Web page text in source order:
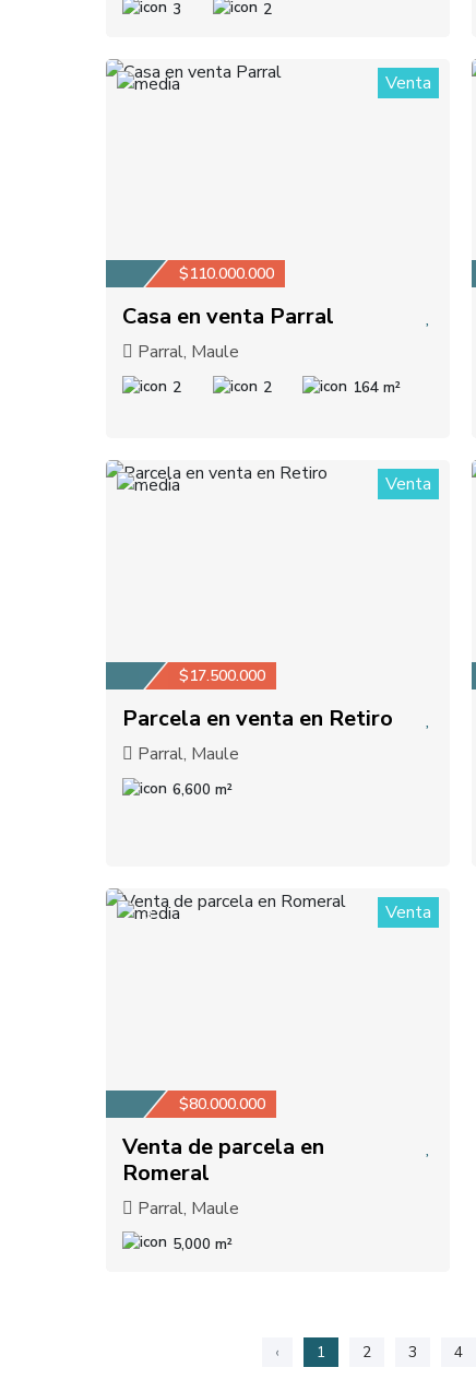
3 2
1 Venta
$110.000.000
Casa en venta Parral
Parral, Maule
2 2 164 m²
1 Venta
$17.500.000
Parcela en venta en Retiro
Parral, Maule
6,600 m²
3 Venta
$80.000.000
Venta de parcela en
Romeral
Parral, Maule
5,000 m²
‹ 1 2 3 4